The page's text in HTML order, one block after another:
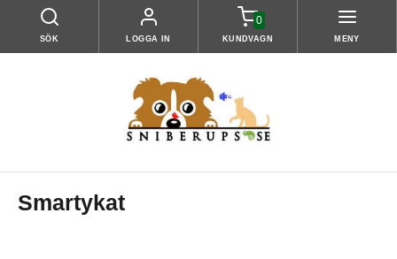
SÖK LOGGA IN
0
KUNDVAGN MENY
Smartykat